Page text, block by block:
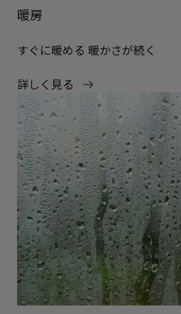
暖房
すぐに暖める 暖かさが続く
詳しく見る